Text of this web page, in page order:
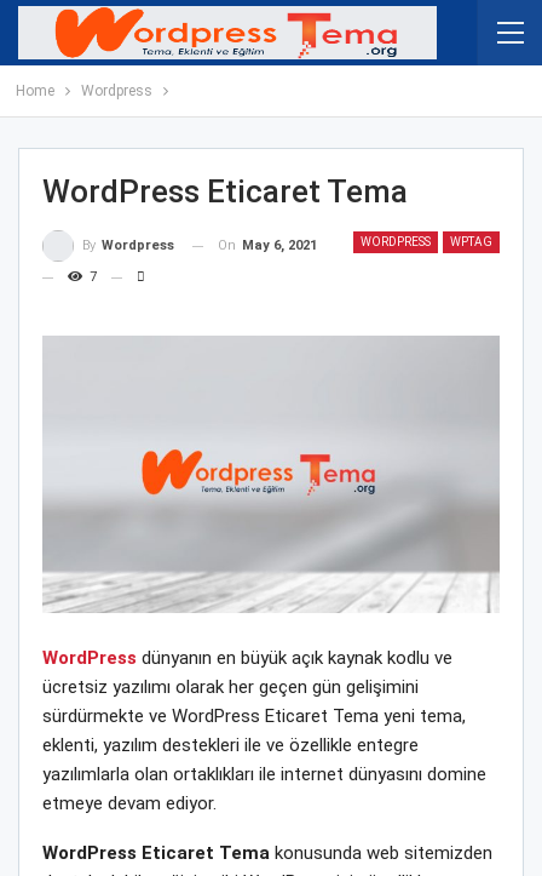
Home Wordpress
WordPress Eticaret Tema
WORDPRESS WPTAG
By Wordpress On May 6, 2021
7
WordPress dünyanın en büyük açık kaynak kodlu ve
ücretsiz yazılımı olarak her geçen gün gelişimini
sürdürmekte ve WordPress Eticaret Tema yeni tema,
eklenti, yazılım destekleri ile ve özellikle entegre
yazılımlarla olan ortaklıkları ile internet dünyasını domine
etmeye devam ediyor.
WordPress Eticaret Tema konusunda web sitemizden